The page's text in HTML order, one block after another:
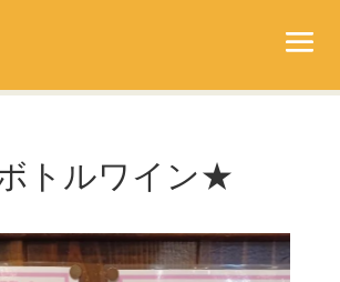
トルワイン★